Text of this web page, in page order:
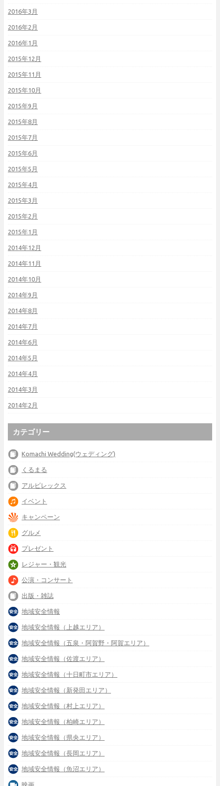
2016年3月
2016年2月
2016年1月
2015年12月
2015年11月
2015年10月
2015年9月
2015年8月
2015年7月
2015年6月
2015年5月
2015年4月
2015年3月
2015年2月
2015年1月
2014年12月
2014年11月
2014年10月
2014年9月
2014年8月
2014年7月
2014年6月
2014年5月
2014年4月
2014年3月
2014年2月
カテゴリー
Komachi Wedding(ウェディング)
くるまる
アルビレックス
イベント
キャンペーン
グルメ
プレゼント
レジャー・観光
公演・コンサート
出版・雑誌
地域安全情報
地域安全情報（上越エリア）
地域安全情報（五泉・阿賀野・阿賀エリア）
地域安全情報（佐渡エリア）
地域安全情報（十日町市エリア）
地域安全情報（新発田エリア）
地域安全情報（村上エリア）
地域安全情報（柏崎エリア）
地域安全情報（県央エリア）
地域安全情報（長岡エリア）
地域安全情報（魚沼エリア）
映画